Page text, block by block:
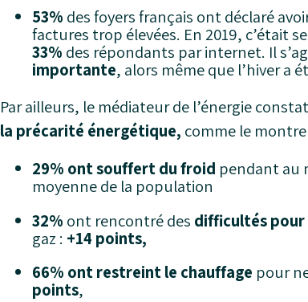
53% des foyers français ont déclaré
factures trop élevées. En 2019, c’était
33% des répondants par internet. Il
importante, alors même que l’hiver a
Par ailleurs, le médiateur de l’énergie
la précarité énergétique, comme le
29% ont souffert du froid pendant au
moyenne de la population
32% ont rencontré des difficultés
gaz : +14 points,
66% ont restreint le chauffage pour
points,